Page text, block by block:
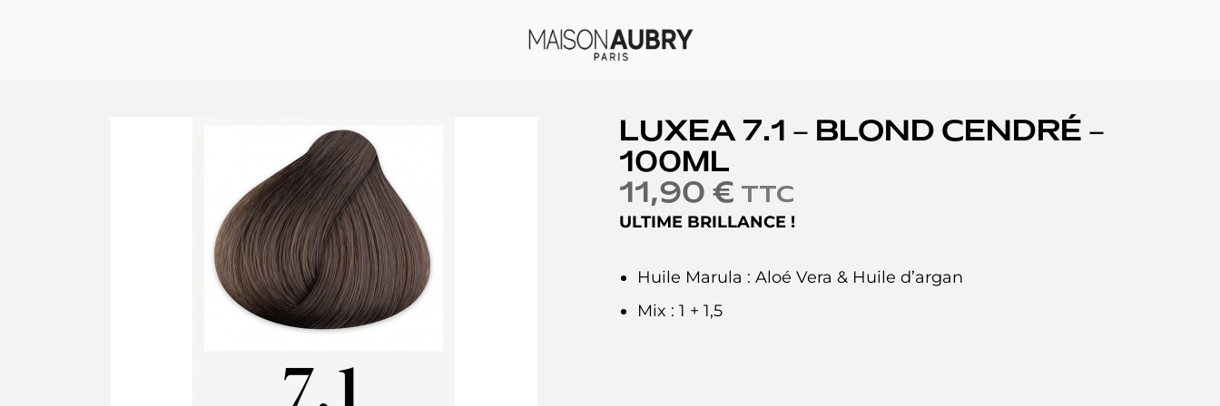
LUXEA 7.1 – BLOND CENDRÉ –
100ML
11,90 € TTC
ULTIME BRILLANCE !
Huile Marula : Aloé Vera & Huile d’argan
Mix : 1 + 1,5